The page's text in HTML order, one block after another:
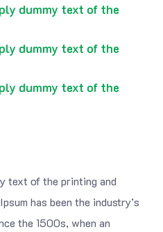
dummy text of the
dummy text of the
dummy text of the
text of the printing and
has been the industry’s
the 1500s, when an